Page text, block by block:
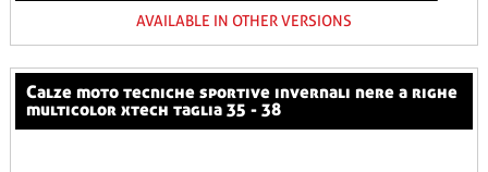
AVAILABLE IN OTHER VERSIONS
calze moto tecniche sportive invernali nere a righe
multicolor xtech taglia 35 - 38